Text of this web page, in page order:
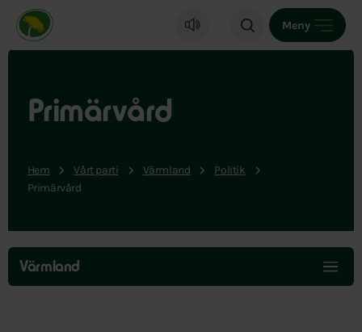
Miljöpartiet de gröna, startsida
Meny
Primärvård
Hem Vårt parti Värmland
Politik
Primärvård
Hoppa
över
menyn
Värmland